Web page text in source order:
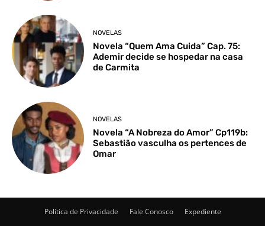
NOVELAS
Novela “Quem Ama Cuida” Cap. 75:
Ademir decide se hospedar na casa
de Carmita
NOVELAS
Novela “A Nobreza do Amor” Cp119b:
Sebastião vasculha os pertences de
Omar
Política de Privacidade Fale Conosco Expediente